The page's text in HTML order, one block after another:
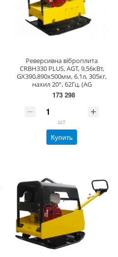
Реверсивна віброплита
CRBH330 PLUS, AGT, 9,56кВт,
GX390,890x500мм, 6.1л, 305кг,
нахил 20°, 62Гц. (AG
173 298
шт
Купить